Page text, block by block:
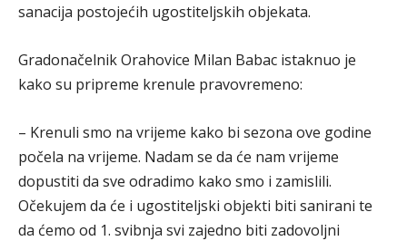
sanacija postojećih ugostiteljskih objekata.
Gradonačelnik Orahovice Milan Babac istaknuo je
kako su pripreme krenule pravovremeno:
– Krenuli smo na vrijeme kako bi sezona ove godine
počela na vrijeme. Nadam se da će nam vrijeme
dopustiti da sve odradimo kako smo i zamislili.
Očekujem da će i ugostiteljski objekti biti sanirani te
da ćemo od 1. svibnja svi zajedno biti zadovoljni